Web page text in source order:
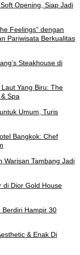
Opening, Siap Jadi
Feelings” dengan
Pariwisata Berkualitas
Steakhouse di
Yang Biru: The
Spa
Umum, Turis
Bangkok: Chef
Warisan Tambang Jadi
di Dior Gold House
Berdiri Hampir 30
& Enak Di